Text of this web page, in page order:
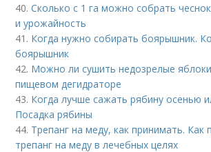
40.Сколько с 1 га можно собрать
и урожайность
41. Когда нужно собирать боярышник.
боярышник
42. Можно ли сушить недозрелые
пищевом дегидраторе
43. Когда лучше сажать рябину осенью
Посадка рябины
44. Трепанг на меду, как принимать. Как
трепанг на меду в лечебных целях